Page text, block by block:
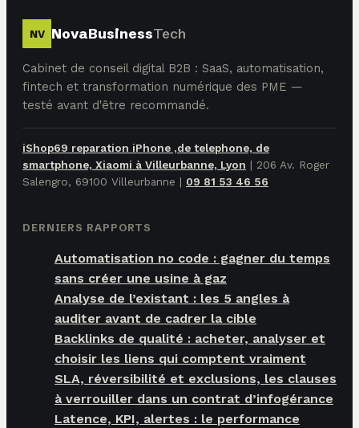
NV NovaBusinessTech
Cabinet de conseil digital B2B : SaaS, automatisation,
fintech et transformation numérique des PME —
testé avant d'être recommandé.
iShop69 reparation iPhone ,de telephone, de
smartphone, Xiaomi à Villeurbanne, Lyon | 206 Av. Roger
Salengro, 69100 Villeurbanne | 09 81 53 46 56
DERNIERS RAPPORTS
Automatisation no code : gagner du temps
sans créer une usine à gaz
Analyse de l’existant : les 5 angles à
auditer avant de cadrer la cible
Backlinks de qualité : acheter, analyser et
choisir les liens qui comptent vraiment
SLA, réversibilité et exclusions, les clauses
à verrouiller dans un contrat d’infogérance
Latence, KPI, alertes : le performance